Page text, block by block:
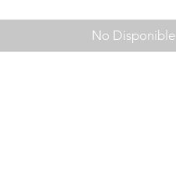
No Disponible